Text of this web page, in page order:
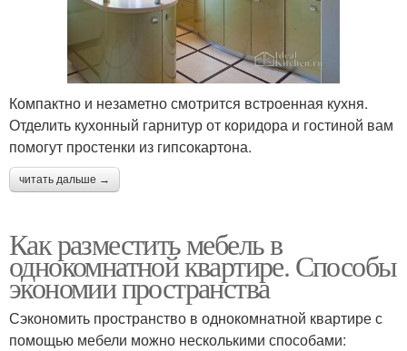
Компактно и незаметно смотрится встроенная кухня.
Отделить кухонный гарнитур от коридора и гостиной вам
помогут простенки из гипсокартона.
читать дальше →
Как разместить мебель в
однокомнатной квартире. Способы
экономии пространства
Сэкономить пространство в однокомнатной квартире с
помощью мебели можно несколькими способами: